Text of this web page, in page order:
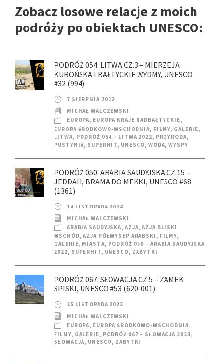
Zobacz losowe relacje z moich
podróży po obiektach UNESCO:
PODRÓŻ 054: LITWA CZ.3 – MIERZEJA
KUROŃSKA I BAŁTYCKIE WYDMY, UNESCO
#32 (994)
7 SIERPNIA 2022
MICHAŁ WALCZEWSKI
EUROPA, EUROPA KRAJE NADBAŁTYCKIE,
EUROPA ŚRODKOWO-WSCHODNIA, FILMY, GALERIE,
LITWA, PODRÓŻ 054 – LITWA 2022, PRZYRODA,
PUSTYNIA, SUPERHIT, UNESCO, WODA, WYSPY
PODRÓŻ 050: ARABIA SAUDYJSKA CZ.15 –
JEDDAH, BRAMA DO MEKKI, UNESCO #68
(1361)
14 LISTOPADA 2024
MICHAŁ WALCZEWSKI
ARABIA SAUDYJSKA, AZJA, AZJA BLISKI
WSCHÓD, AZJA PÓŁWYSEP ARABSKI , FILMY,
GALERIE, MIASTA, PODRÓŻ 050 – ARABIA SAUDYJSKA
2022, SUPERHIT, UNESCO, ZABYTKI
PODRÓŻ 067: SŁOWACJA CZ.5 – ZAMEK
SPISKI, UNESCO #53 (620-001)
25 LISTOPADA 2023
MICHAŁ WALCZEWSKI
EUROPA, EUROPA ŚRODKOWO-WSCHODNIA,
FILMY, GALERIE, PODRÓŻ 067 – SŁOWACJA 2023,
SŁOWACJA, UNESCO, ZABYTKI